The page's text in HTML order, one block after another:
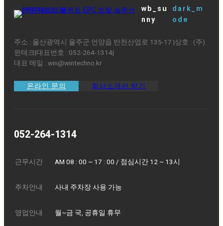
wb_su
nny
dark_m
ode
주소 : 울산광역시 울주군 언양읍 반천산업로 135-17 ㅤ|ㅤ상호 : (주)
윈테크ㅤ|ㅤ대표번호 : 052-264-1314ㅤ|
대표 메일 : win@wintechno.kr
온라인 문의 회사소개서 받기
052-264-1314
근무시간 AM 08 : 00 ~ 17 : 00 / 점심시간 12 ~ 13시
주차안내 사내 주차장 사용 가능
영업안내 월~금 국, 공휴일 휴무